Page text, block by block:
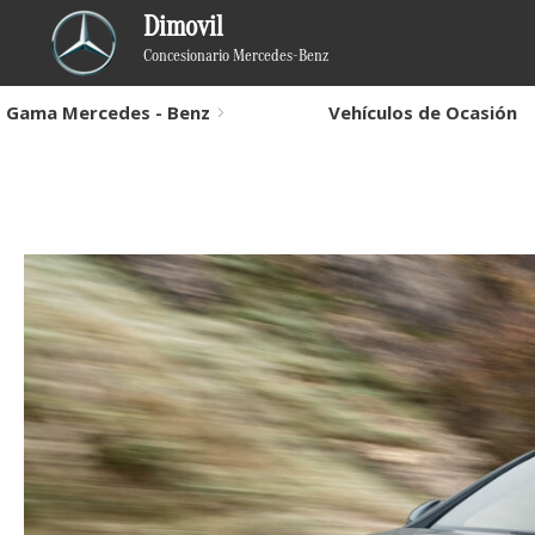
Dimovil
Concesionario Mercedes-Benz
Gama Mercedes - Benz Vehículos de Ocasión